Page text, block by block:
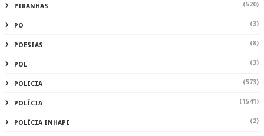
PIRANHAS (520)
PO (3)
POESIAS (8)
POL (3)
POLICIA (573)
POLÍCIA (1541)
POLÍCIA INHAPI (2)